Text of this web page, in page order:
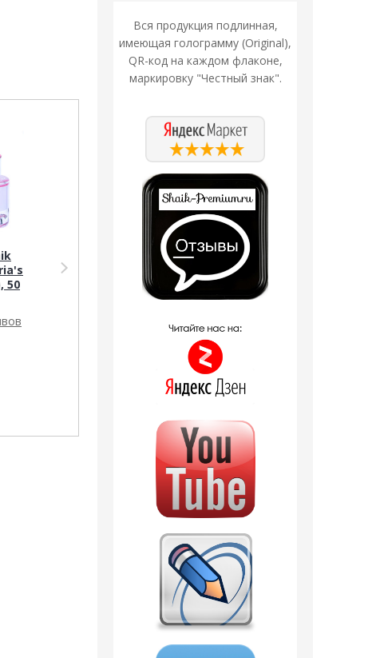
Вся продукция подлинная,
имеющая голограмму (Original),
QR-код на каждом флаконе,
маркировку "Честный знак".
50
Аромадиффузор
Shaik
Аромадиффузор с
палочками Shaik 202
Распродажа
Автопарфюм Shaik
Shaik АвтоПарфюм
№ 202 Victoria s
Secret Bombshell 8 ml
320